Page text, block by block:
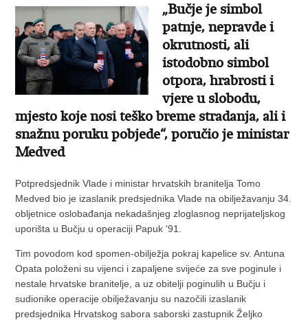
„Bučje je simbol
patnje, nepravde i
okrutnosti, ali
istodobno simbol
otpora, hrabrosti i
vjere u slobodu,
mjesto koje nosi teško breme stradanja, ali i
snažnu poruku pobjede“, poručio je ministar
Medved
Potpredsjednik Vlade i ministar hrvatskih branitelja Tomo
Medved bio je izaslanik predsjednika Vlade na obilježavanju 34.
obljetnice oslobađanja nekadašnjeg zloglasnog neprijateljskog
uporišta u Bučju u operaciji Papuk '91.
Tim povodom kod spomen-obilježja pokraj kapelice sv. Antuna
Opata položeni su vijenci i zapaljene svijeće za sve poginule i
nestale hrvatske branitelje, a uz obitelji poginulih u Bučju i
sudionike operacije obilježavanju su nazočili izaslanik
predsjednika Hrvatskog sabora saborski zastupnik Željko